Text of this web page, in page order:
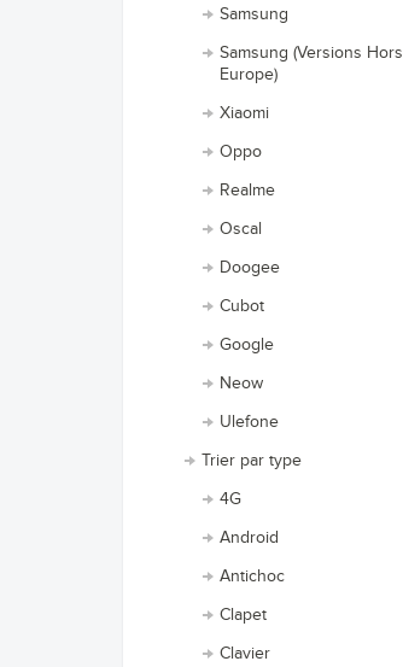
Samsung
Samsung (Versions Hors
Europe)
Xiaomi
Oppo
Realme
Oscal
Doogee
Cubot
Google
Neow
Ulefone
Trier par type
4G
Android
Antichoc
Clapet
Clavier